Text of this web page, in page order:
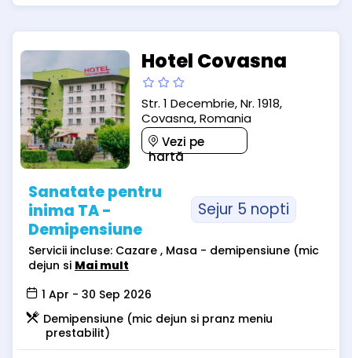
Hotel Covasna
Str. 1 Decembrie, Nr. 1918,
Covasna, Romania
Vezi pe
hartă
Sanatate pentru
inima TA -
Demipensiune
Sejur 5 nopti
Servicii incluse: Cazare , Masa - demipensiune (mic
dejun si Mai mult
1 Apr - 30 Sep 2026
Demipensiune (mic dejun si pranz meniu
prestabilit)